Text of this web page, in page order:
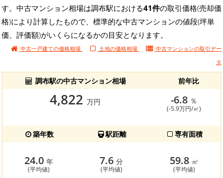
す。中古マンション相場は調布駅における41件の取引価格(売却価
格)により計算したもので、標準的な中古マンションの値段(坪単
価、評価額)がいくらになるかの目安となります。
中古一戸建ての価格相場 土地の価格相場 中古マンションの取引デー
タ
調布駅の中古マンション相場 前年比
4,822 万円 -6.8 ％
(-5.9万円/㎡)
築年数 駅距離 専有面積
24.0 年
(平均値)
7.6分
(平均値)
59.8 ㎡
(平均値)